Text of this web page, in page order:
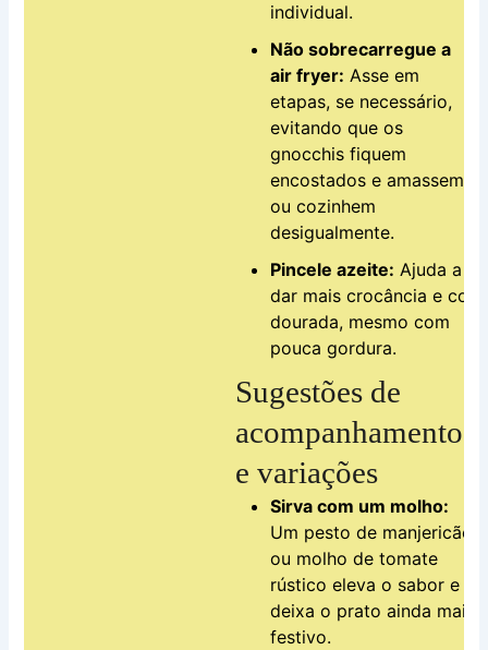
individual.
Não sobrecarregue a
air fryer: Asse em
etapas, se necessário,
evitando que os
gnocchis fiquem
encostados e amassem
ou cozinhem
desigualmente.
Pincele azeite: Ajuda a
dar mais crocância e cor
dourada, mesmo com
pouca gordura.
Sugestões de
acompanhamentos
e variações
Sirva com um molho:
Um pesto de manjericão
ou molho de tomate
rústico eleva o sabor e
deixa o prato ainda mais
festivo.